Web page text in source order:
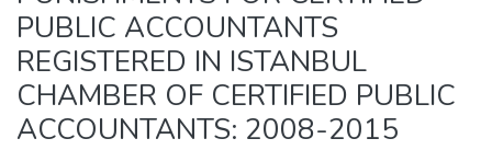
PUBLIC ACCOUNTANTS
REGISTERED IN ISTANBUL
CHAMBER OF CERTIFIED PUBLIC
ACCOUNTANTS: 2008-2015